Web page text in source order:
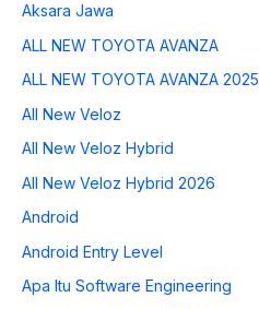
Aksara Jawa
ALL NEW TOYOTA AVANZA
ALL NEW TOYOTA AVANZA 2025
All New Veloz
All New Veloz Hybrid
All New Veloz Hybrid 2026
Android
Android Entry Level
Apa Itu Software Engineering